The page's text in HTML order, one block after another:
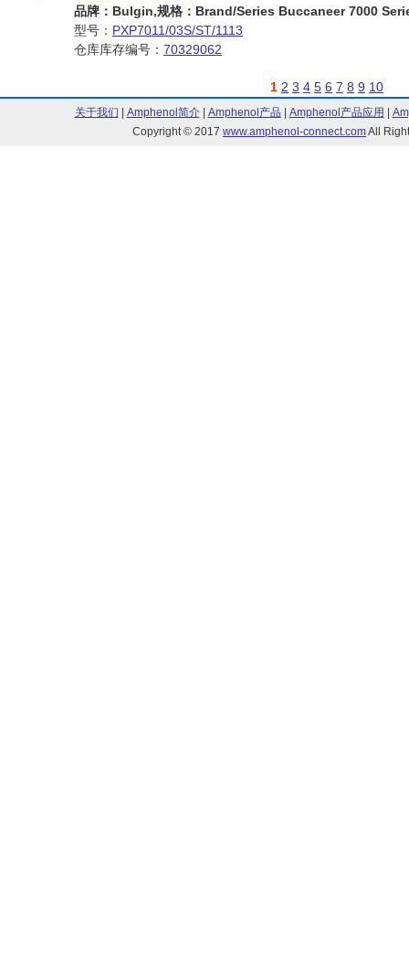
品牌：Bulgin,规格：Brand/Series Buccaneer 7000
型号： PXP7011/03S/ST/1113
仓库库存编号： 70329062
1 2 3 4 5 6 7 8 9 10
关于我们 Amphenol简介| Amphenol产品 Amphenol产品应用
Copyright © 2017 www.amphenol-connect.comAll